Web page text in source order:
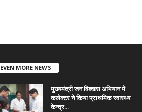
EVEN MORE NEWS
मुख्यमंत्री जन विश्वास अभियान में
कलेक्टर ने किया प्राथमिक स्वास्थ्य
केन्द्र...